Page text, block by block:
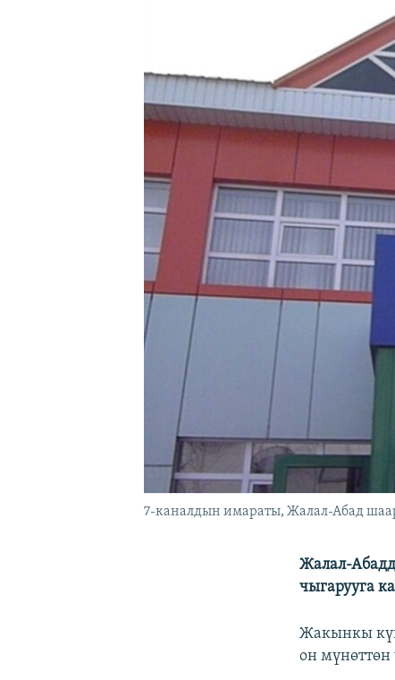
7-каналдын имараты, Жалал-Абад
Жалал-
чыгарууга
Жакынкы
он